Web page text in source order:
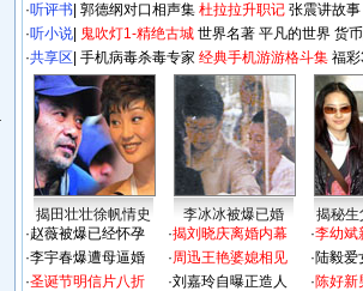
·听评书 郭德纲对口相声集 杜拉拉升职记 张震讲故事
·听小说 鬼吹灯1-精绝古城 世界名著 平凡的世界 货
·共享区 手机病毒杀毒专家 经典手机游游格斗集 福彩
揭田壮壮徐帆情史 李冰冰被爆已婚
揭秘生
·赵薇被爆已经怀孕
·李宇春爆遭母逼婚
·圣诞节明信片八折
·揭刘晓庆离婚内幕
·周迅王艳婆媳相见
·刘嘉玲自曝正造人
·李幼斌
·陆毅爱
·陈好新